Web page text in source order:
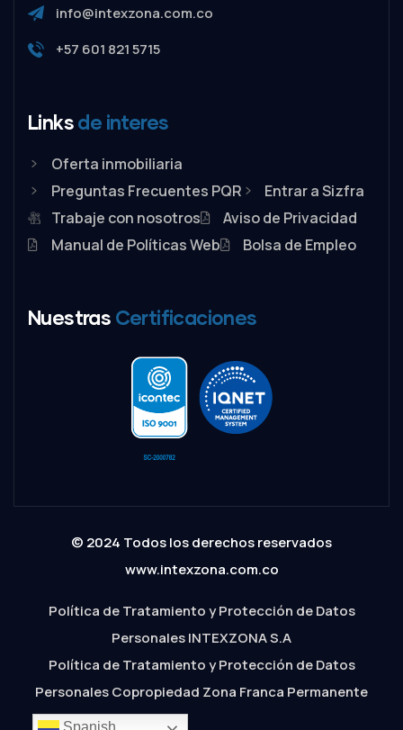
info@intexzona.com.co
+57 601 821 5715
Linksde interes
Oferta inmobiliaria
Preguntas Frecuentes PQR
Entrar a Sizfra
Trabaje con nosotros
Aviso de Privacidad
Manual de Políticas Web
Bolsa de Empleo
Nuestras Certificaciones
© 2024 Todos los derechos reservados
www.intexzona.com.co
Política de Tratamiento y Protección de Datos
Personales INTEXZONA S.A
Política de Tratamiento y Protección de Datos
Personales Copropiedad Zona Franca Permanente